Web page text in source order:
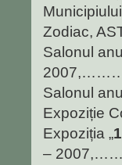
Zodiac,
Salonul
Salonul
Expoziție
Expoziția „
–